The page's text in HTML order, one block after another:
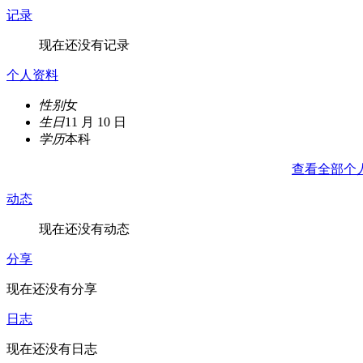
记录
现在还没有记录
个人资料
性别女
生日11 月 10 日
学历本科
查看全部个
动态
现在还没有动态
分享
现在还没有分享
日志
现在还没有日志